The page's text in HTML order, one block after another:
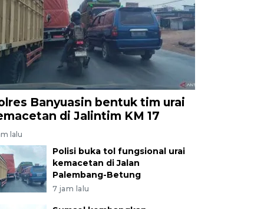
Banyuasin bentuk tim urai
di Jalintim KM 17
lalu
Polisi buka tol fungsional urai
kemacetan di Jalan
Palembang-Betung
7 jam lalu